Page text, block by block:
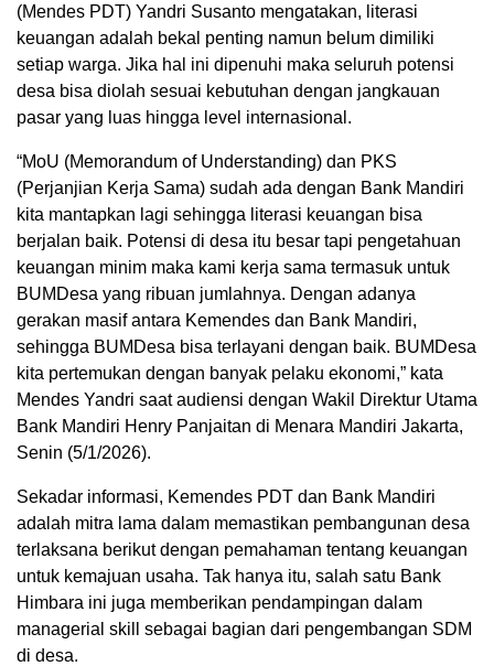
(Mendes PDT) Yandri Susanto mengatakan, literasi
keuangan adalah bekal penting namun belum dimiliki
setiap warga. Jika hal ini dipenuhi maka seluruh potensi
desa bisa diolah sesuai kebutuhan dengan jangkauan
pasar yang luas hingga level internasional.
“MoU (Memorandum of Understanding) dan PKS
(Perjanjian Kerja Sama) sudah ada dengan Bank Mandiri
kita mantapkan lagi sehingga literasi keuangan bisa
berjalan baik. Potensi di desa itu besar tapi pengetahuan
keuangan minim maka kami kerja sama termasuk untuk
BUMDesa yang ribuan jumlahnya. Dengan adanya
gerakan masif antara Kemendes dan Bank Mandiri,
sehingga BUMDesa bisa terlayani dengan baik. BUMDesa
kita pertemukan dengan banyak pelaku ekonomi,” kata
Mendes Yandri saat audiensi dengan Wakil Direktur Utama
Bank Mandiri Henry Panjaitan di Menara Mandiri Jakarta,
Senin (5/1/2026).
Sekadar informasi, Kemendes PDT dan Bank Mandiri
adalah mitra lama dalam memastikan pembangunan desa
terlaksana berikut dengan pemahaman tentang keuangan
untuk kemajuan usaha. Tak hanya itu, salah satu Bank
Himbara ini juga memberikan pendampingan dalam
managerial skill sebagai bagian dari pengembangan SDM
di desa.